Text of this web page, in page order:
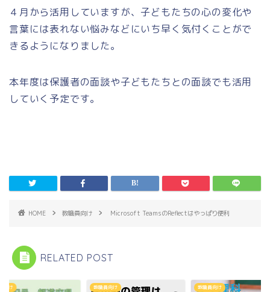
４月から活用していますが、子どもたちの心の変化や
言葉には表れない悩みなどにいち早く気付くことがで
きるようになりました。
本年度は保護者の面談や子どもたちとの面談でも活用
していく予定です。
HOME 教職員向け Microsoft TeamsのReflectはやっぱり便利
RELATED POST
向け 教職員向け 教職員向け